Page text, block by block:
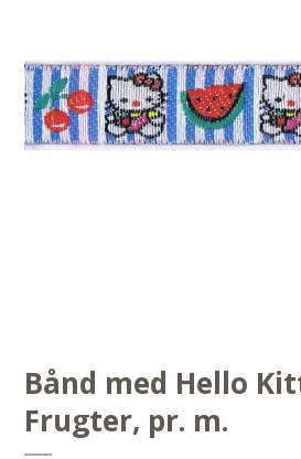
Bånd med Hello
Frugter, pr. m.